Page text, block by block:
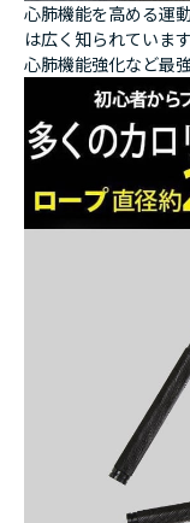
心肺機能を高める運
は広く知られていま
心肺機能強化など最